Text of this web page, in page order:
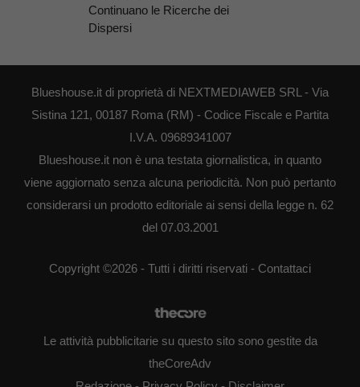
Continuano le Ricerche dei
Dispersi
Blueshouse.it di proprietà di NEXTMEDIAWEB SRL - Via
Sistina 121, 00187 Roma (RM) - Codice Fiscale e Partita
I.V.A. 09689341007
Blueshouse.it non è una testata giornalistica, in quanto
viene aggiornato senza alcuna periodicità. Non può pertanto
considerarsi un prodotto editoriale ai sensi della legge n. 62
del 07.03.2001
Copyright ©2026 - Tutti i diritti riservati - Contattaci
Le attività pubblicitarie su questo sito sono gestite da
theCoreAdv